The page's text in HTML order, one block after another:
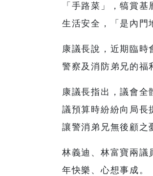
「手路菜」，犒賞
生活安全，「是內門
康議長說，近期臨時
警察及消防弟兄的福
康議長指出，議會全
議預算時紛紛向局長
讓警消弟兄無後顧之
林義迪、林富寶兩議
年快樂、心想事成。